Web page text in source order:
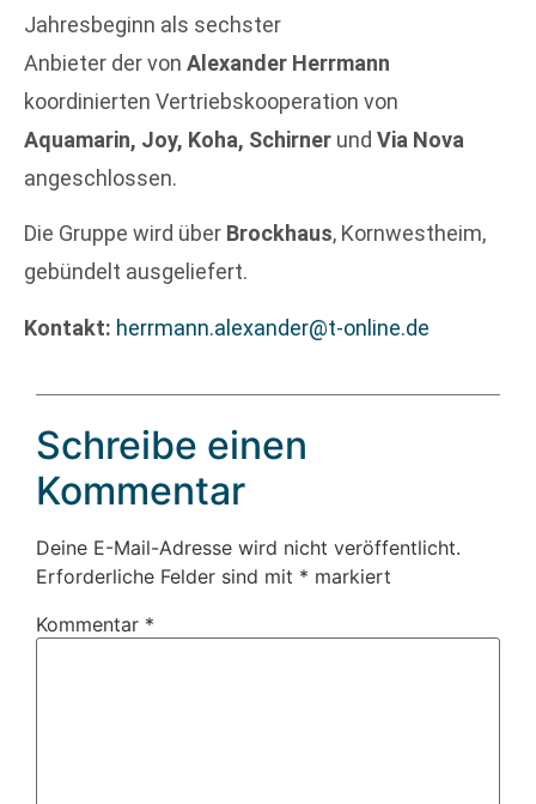
Jahresbeginn als sechster
Anbieter der von Alexander Herrmann
koordinierten Vertriebskooperation von
Aquamarin, Joy, Koha, Schirner und Via Nova
angeschlossen.
Die Gruppe wird über Brockhaus, Kornwestheim,
gebündelt ausgeliefert.
Kontakt: herrmann.alexander@t-online.de
Schreibe einen
Kommentar
Deine E-Mail-Adresse wird nicht veröffentlicht.
Erforderliche Felder sind mit * markiert
Kommentar *